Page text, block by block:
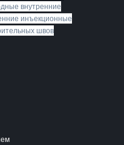
внутренние
инъекционные
швов